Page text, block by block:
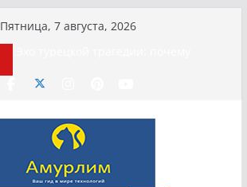
Пятница, 7 августа, 2026
МотоТани?
приговорили к четырём годам
Илью Ремесло задержали по делу о
фейках о российской армии
Новые криминальные хроники
связали Диану Шурыгину и Настю